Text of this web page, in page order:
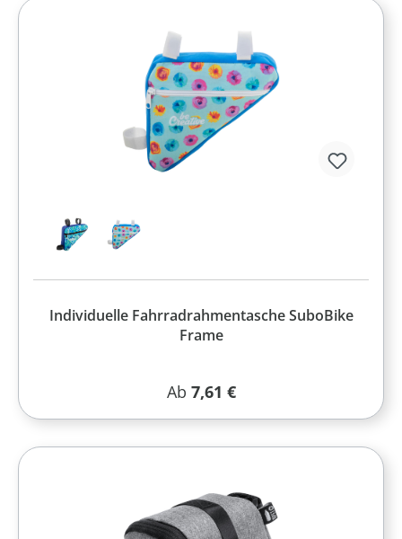
Individuelle Fahrradrahmentasche SuboBike
Frame
Regulärer Preis:
Ab 7,61 €